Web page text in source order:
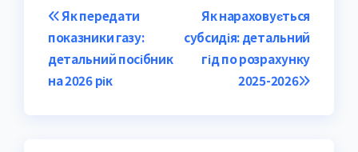
Post
navigation
Як нараховується
субсидія: детальний
гід по розрахунку
2025-2026
Як передати
показники газу:
детальний посібник
на 2026 рік